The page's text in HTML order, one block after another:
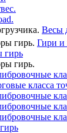
Весы
Гири и
гирь
класса